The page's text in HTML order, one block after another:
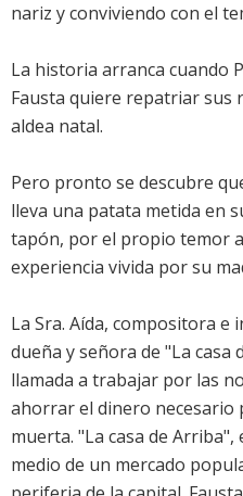
nariz y conviviendo con el
La historia arranca cuando
Fausta quiere repatriar sus
aldea natal.
Pero pronto se descubre
lleva una patata metida en
tapón, por el propio temor
experiencia vivida por su
La Sra. Aída, compositora e
dueña y señora de "La casa
llamada a trabajar por las
ahorrar el dinero necesario
muerta. "La casa de
medio de un mercado